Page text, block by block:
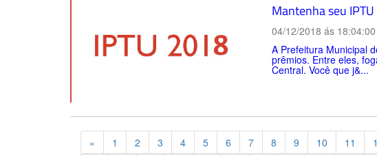
Mantenha seu
04/12/2018 ás 18:04:00
A Prefeitura Municipal
prêmios. Entre eles,
Central. Você que j&...
« Previous
1 2 3 4 5 6 7 8 9 10 11